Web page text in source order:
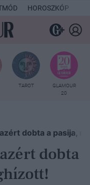
HOROSZKÓP
TAROT
GLAMOUR
20
dobta a pasija,
dobta